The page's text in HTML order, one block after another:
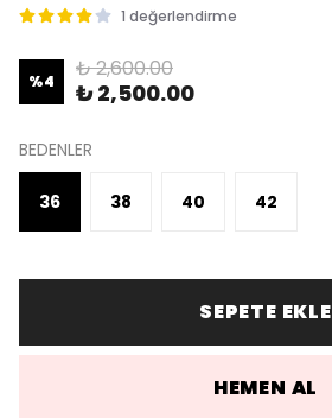
1 değerlendirme
%4 ₺ 2,600.00
₺ 2,500.00
BEDENLER
36 38 40 42
SEPETE EKLE
HEMEN AL